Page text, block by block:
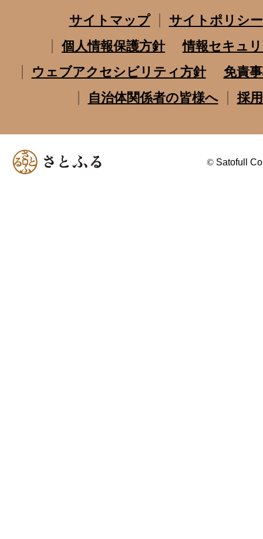
サイトマップ
サイトポリシー
個人情報保護方針
情報セキュ
ウェブアクセシビリティ方針
免責
自治体関係者の皆様へ
採
© Satofull